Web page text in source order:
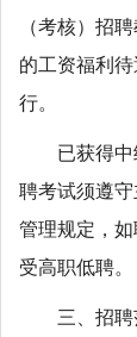
（考核）招
的工资福利
行。
已获得
聘考试须遵
管理规定，
受高职低聘。
三、招